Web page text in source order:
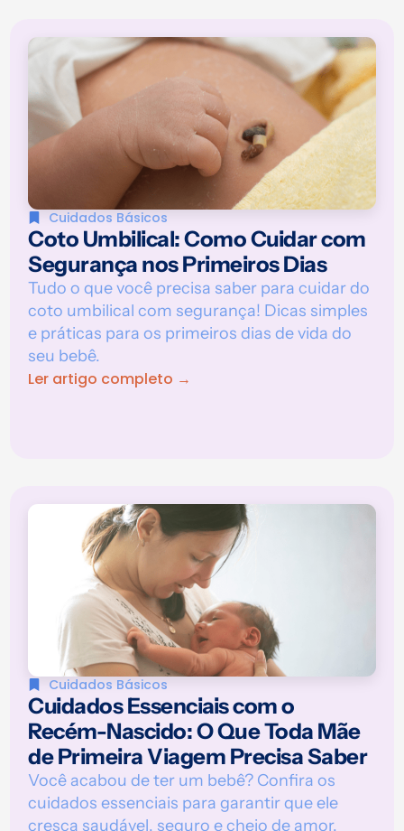
Cuidados Básicos
Coto Umbilical: Como Cuidar com
Segurança nos Primeiros Dias
Tudo o que você precisa saber para cuidar do
coto umbilical com segurança! Dicas simples
e práticas para os primeiros dias de vida do
seu bebê.
Ler artigo completo →
Cuidados Básicos
Cuidados Essenciais com o
Recém-Nascido: O Que Toda Mãe
de Primeira Viagem Precisa Saber
Você acabou de ter um bebê? Confira os
cuidados essenciais para garantir que ele
cresça saudável, seguro e cheio de amor.